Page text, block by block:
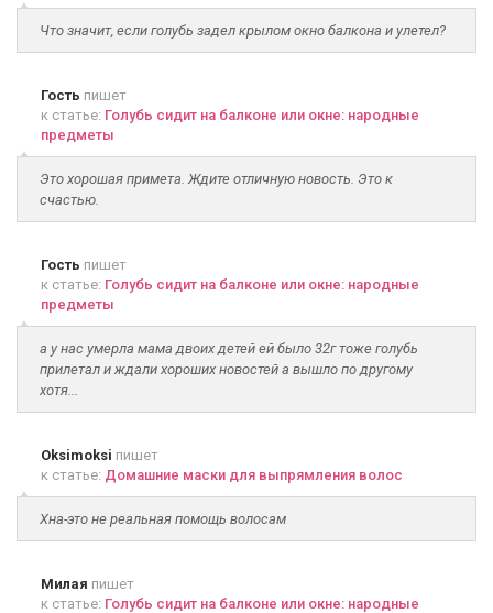
Что значит, если голубь задел крылом окно балкона и улетел?
Гость пишет
к статье: Голубь сидит на балконе или окне: народные
предметы
Это хорошая примета. Ждите отличную новость. Это к
счастью.
Гость пишет
к статье: Голубь сидит на балконе или окне: народные
предметы
а у нас умерла мама двоих детей ей было 32г тоже голубь
прилетал и ждали хороших новостей а вышло по другому
хотя...
Oksimoksi пишет
к статье: Домашние маски для выпрямления волос
Хна-это не реальная помощь волосам
Милая пишет
к статье: Голубь сидит на балконе или окне: народные